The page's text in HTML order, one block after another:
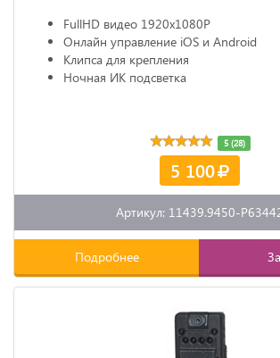
FullHD видео 1920х1080P
Онлайн управление iOS и Android
Клипса для крепления
Ночная ИК подсветка
5 (28)
5 100
Артикул: 11439.9450-
Подробнее